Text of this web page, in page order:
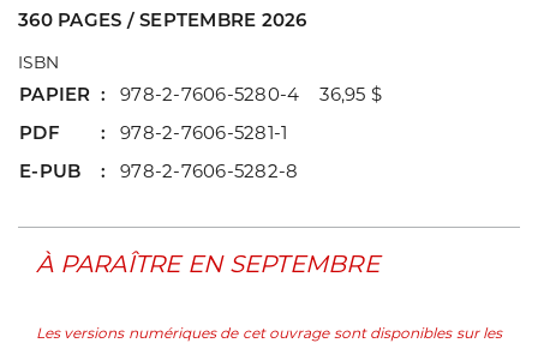
360 PAGES / SEPTEMBRE 2026
ISBN
PAPIER
978-2-7606-5280-4 36,95 $
PDF
978-2-7606-5281-1
E-PUB
978-2-7606-5282-8
À PARAÎTRE EN SEPTEMBRE
Les versions numériques de cet ouvrage sont disponibles sur les